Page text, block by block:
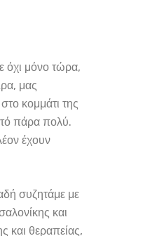
όχι μόνο τώρα,
μας
κομμάτι της
πάρα πολύ.
έχουν
συζητάμε με
και
και θεραπείας,